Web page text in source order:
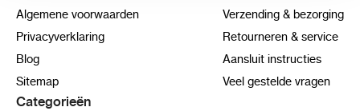
Algemene voorwaarden
Privacyverklaring
Blog
Sitemap
Verzending & bezorging
Retourneren & service
Aansluit instructies
Veel gestelde vragen
Categorieën